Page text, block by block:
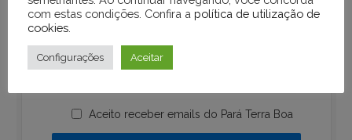
Aceito receber emails do Pará Terra Boa
com estas condições. Confira a política de utilização de
cookies
Configurações Aceitar